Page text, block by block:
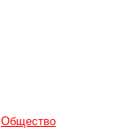
Общество